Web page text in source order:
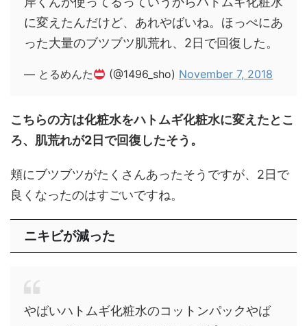
に変えたんだけど、あれやばいね。ほっぺにあ
った大量のブツブツ肌荒れ、2日で回復した。
— とるめんた (@1496_sho) November 7, 2018
こちらの方は化粧水をハトムギ化粧水に変えたとこ
ろ、肌荒れが2日で回復したそう。
頬にブツブツがたくさんあったそうですが、2日で
良くなったのはすごいですね。
ニキビが減った
やばいハトムギ化粧水のコットンパックやば